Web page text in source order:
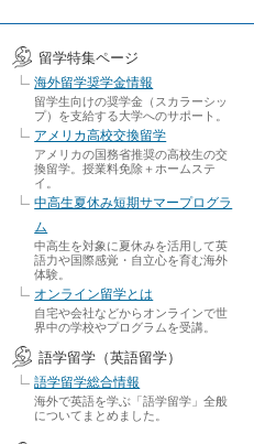
留学特集ページ
海外留学奨学金情報
留学生向けの奨学金（スカラーシッ
プ）を支給する大学へのサポート。
アメリカ高校交換留学
アメリカの国務省推奨の高校生の交
換留学。授業料免除＋ホームステ
イ。
中高生夏休み短期サマープログラ
ム
中高生を対象に夏休みを活用して英
語力や国際感覚・自立心を育む海外
体験。
オンライン留学とは
自宅や会社などからオンラインで世
界中の学校やプログラムを受講。
語学留学（英語留学）
語学留学総合情報
海外で英語を学ぶ「語学留学」全般
についてまとめました。